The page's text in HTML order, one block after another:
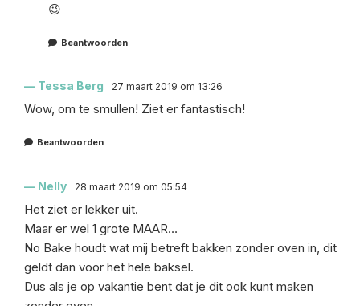
😉
Beantwoorden
Tessa Berg 27 maart 2019 om 13:26
Wow, om te smullen! Ziet er fantastisch!
Beantwoorden
Nelly 28 maart 2019 om 05:54
Het ziet er lekker uit.
Maar er wel 1 grote MAAR…
No Bake houdt wat mij betreft bakken zonder oven in, dit
geldt dan voor het hele baksel.
Dus als je op vakantie bent dat je dit ook kunt maken